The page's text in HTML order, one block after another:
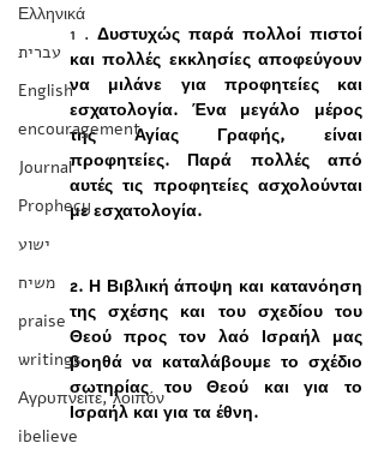
Ελληνικά
עברית
English
encouragement
Journal
Prophecy
ישוע
משיח
praise
writings
Αγρυπνείτε, λοιπόν
ibelieve
1 . Δυστυχώς παρά πολλοί πιστοί
και πολλές εκκλησίες αποφεύγουν
να μιλάνε για προφητείες και
εσχατολογία. Ένα μεγάλο μέρος
της Αγίας Γραφής, είναι
προφητείες. Παρά πολλές από
αυτές τις προφητείες ασχολούνται
με εσχατολογία.
2. Η Βιβλική άποψη και κατανόηση
της σχέσης και του σχεδίου του
Θεού προς τον λαό Ισραήλ μας
βοηθά να καταλάβουμε το σχέδιο
σωτηρίας του Θεού και για το
Ισραήλ και για τα έθνη.